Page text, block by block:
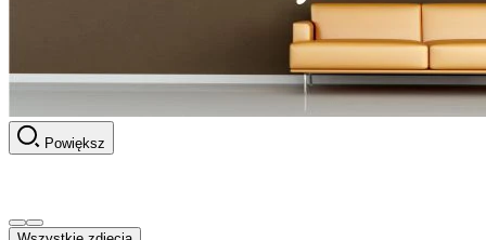
Powiększ